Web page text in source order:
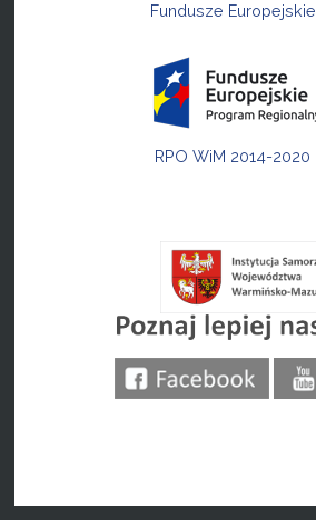
Fundusze Europejskie
RPO WiM 2014-2020